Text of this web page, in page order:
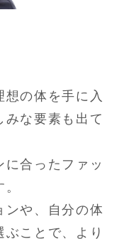
の体を手に入
みな要素も出て
合ったファッ
ンや、自分の体
ことで、より